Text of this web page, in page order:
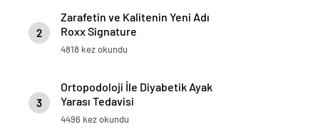
2
Zarafetin ve Kalitenin Yeni Adı
Roxx Signature
4818 kez okundu
3
Ortopodoloji İle Diyabetik Ayak
Yarası Tedavisi
4496 kez okundu